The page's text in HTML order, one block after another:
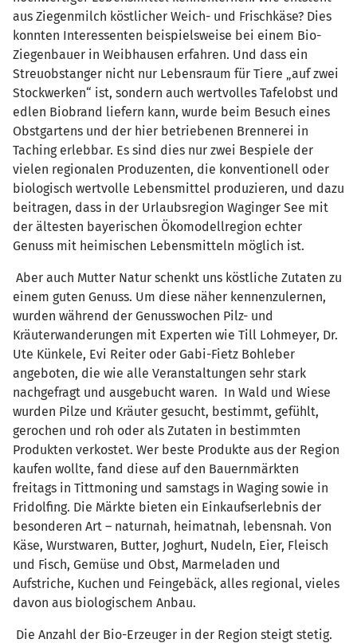
aus Ziegenmilch köstlicher Weich- und Frischkäse? Dies
konnten Interessenten beispielsweise bei einem Bio-
Ziegenbauer in Weibhausen erfahren. Und dass ein
Streuobstanger nicht nur Lebensraum für Tiere „auf zwei
Stockwerken“ ist, sondern auch wertvolles Tafelobst und
edlen Biobrand liefern kann, wurde beim Besuch eines
Obstgartens und der hier betriebenen Brennerei in
Taching erlebbar. Es sind dies nur zwei Bespiele der
vielen regionalen Produzenten, die konventionell oder
biologisch wertvolle Lebensmittel produzieren, und dazu
beitragen, dass in der Urlaubsregion Waginger See mit
der ältesten bayerischen Ökomodellregion echter
Genuss mit heimischen Lebensmitteln möglich ist.
Aber auch Mutter Natur schenkt uns köstliche Zutaten zu
einem guten Genuss. Um diese näher kennenzulernen,
wurden während der Genusswochen Pilz- und
Kräuterwanderungen mit Experten wie Till Lohmeyer, Dr.
Ute Künkele, Evi Reiter oder Gabi-Fietz Bohleber
angeboten, die wie alle Veranstaltungen sehr stark
nachgefragt und ausgebucht waren. In Wald und Wiese
wurden Pilze und Kräuter gesucht, bestimmt, gefühlt,
gerochen und roh oder als Zutaten in bestimmten
Produkten verkostet. Wer beste Produkte aus der Region
kaufen wollte, fand diese auf den Bauernmärkten
freitags in Tittmoning und samstags in Waging sowie in
Fridolfing. Die Märkte bieten ein Einkaufserlebnis der
besonderen Art – naturnah, heimatnah, lebensnah. Von
Käse, Wurstwaren, Butter, Joghurt, Nudeln, Eier, Fleisch
und Fisch, Gemüse und Obst, Marmeladen und
Aufstriche, Kuchen und Feingebäck, alles regional, vieles
davon aus biologischem Anbau.
Die Anzahl der Bio-Erzeuger in der Region steigt stetig.